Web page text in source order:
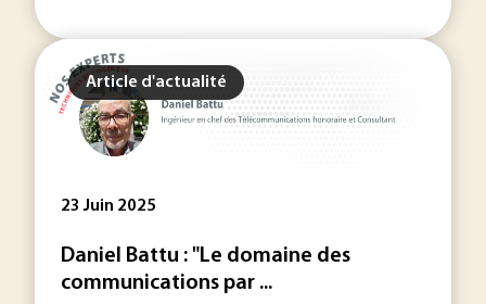
Article d'actualité
23 Juin 2025
Daniel Battu : "Le domaine des
communications par ...